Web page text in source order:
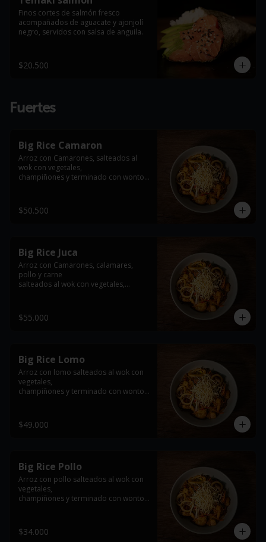
Finos cortes de salmón fresco
acompañados de aguacate y ajonjolí
negro, servidos con salsa de anguila.
$20.500
Fuertes
Big Rice Camaron
Arroz con Camarones, salteados al
wok con vegetales,
champiñones y terminado con wonton
*Foto de referencia, se entrega con la
proteína indicada en el producto
$50.500
Big Rice Juca
Arroz con Camarones, calamares,
pollo y carne
salteados al wok con vegetales,
$55.000
Big Rice Lomo
Arroz con lomo salteados al wok con
vegetales,
champiñones y terminado con wonton
*imagen de referencia se entrega con
la proteína seleccionada
$49.000
Big Rice Pollo
Arroz con pollo salteados al wok con
vegetales,
champiñones y terminado con wonton
*imagen de referencia se entrega con
la proteína seleccionada
$34.000